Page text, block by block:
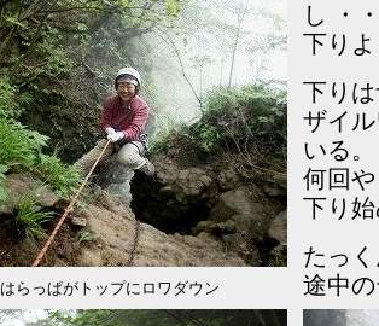
し ・
下り
下り
ザイ
いる。
何回
下り
たっ
途中
らっぱがトップにロワダウン